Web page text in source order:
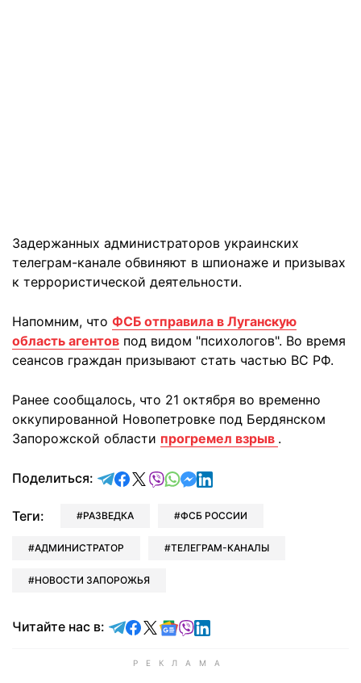
Задержанных администраторов украинских
телеграм-канале обвиняют в шпионаже и призывах
к террористической деятельности.
Напомним, что ФСБ отправила в Луганскую
область агентов под видом "психологов". Во время
сеансов граждан призывают стать частью ВС РФ.
Ранее сообщалось, что 21 октября во временно
оккупированной Новопетровке под Бердянском
Запорожской области прогремел взрыв .
Поделиться: отправить в Telegram
поделиться в Facebook
поделиться в X
отправить в Viber
отправить в Whatsapp
отправить в Messenger
отправить в LinkedIn
Теги: РАЗВЕДКА ФСБ РОССИИ
АДМИНИСТРАТОР ТЕЛЕГРАМ-КАНАЛЫ
НОВОСТИ ЗАПОРОЖЬЯ
Читайте нас в: Читайте в Telegram
Читайте в Facebook
Читайте в X
Читайте в Google news
Читайте в Viber
Читайте в LinkedIn